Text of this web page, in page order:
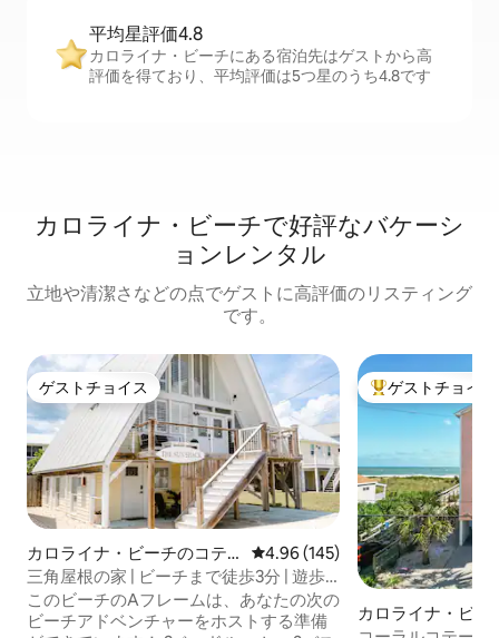
平均星評価4.8
カロライナ・ビーチにある宿泊先はゲストから高
評価を得ており、平均評価は5つ星のうち4.8です
カロライナ・ビーチで好評なバケーシ
ョンレンタル
立地や清潔さなどの点でゲストに高評価のリスティング
です。
ゲストチョイス
ゲストチョイス
カロライナ・ビーチのコテ
ージ
レビュー145件、5つ星中4.96つ
4.96 (145)
三角屋根の家 | ビーチまで徒歩3分 | 遊歩
道 | ペットOK
このビーチのAフレームは、あなたの次の
ビーチアドベンチャーをホストする準備
大好評のゲスト
ゲストチョイス
カロライナ・ビー